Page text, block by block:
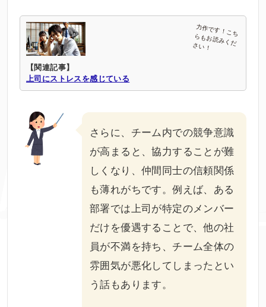
【関連記事】
上司にストレスを感じている
さらに、チーム内での競争意識
が高まると、協力することが難
しくなり、仲間同士の信頼関係
も薄れがちです。例えば、ある
部署では上司が特定のメンバー
だけを優遇することで、他の社
員が不満を持ち、チーム全体の
雰囲気が悪化してしまったとい
う話もあります。